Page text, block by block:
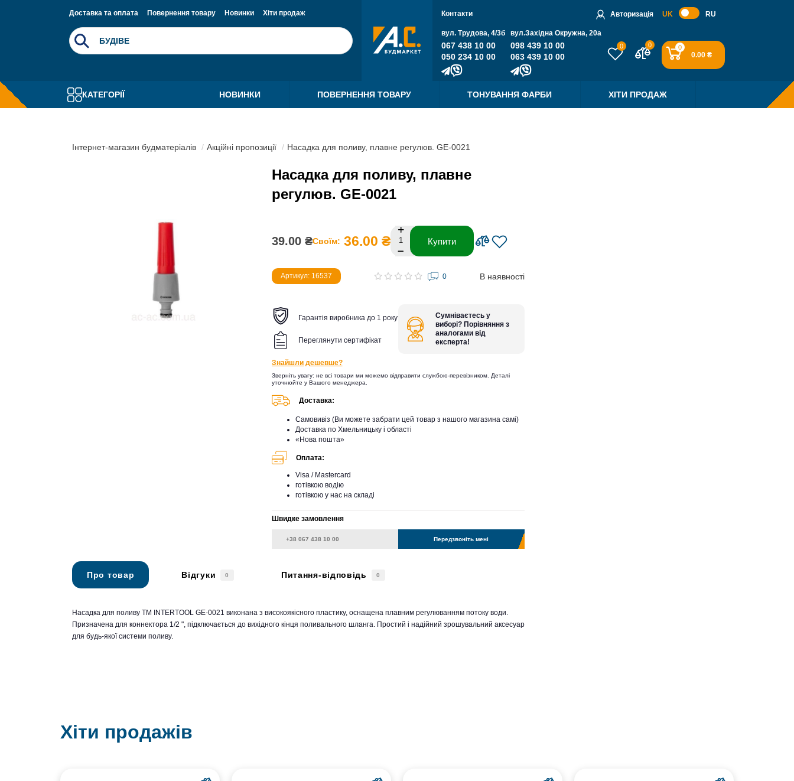
Доставка та оплата Повернення товару Новинки Хіти продаж Контакти Авторизація UK RU
вул. Трудова, 4/3б
067 438 10 00
050 234 10 00
вул.Західна Окружна, 20a
098 439 10 00
063 439 10 00
0 0 0
0.00 ₴
КАТЕГОРІЇ НОВИНКИ ПОВЕРНЕННЯ ТОВАРУ ТОНУВАННЯ ФАРБИ ХІТИ ПРОДАЖ
Інтернет-магазин будматеріалів Акційні пропозиції Насадка для поливу, плавне регулюв. GE-0021
Насадка для поливу, плавне
регулюв. GE-0021
39.00 ₴Своїм: 36.00 ₴ Купити
Артикул: 16537 0 В наявності
Гарантія виробника до 1 року
Переглянути сертифікат
Сумніваєтесь у
виборі? Порівняння з
аналогами від
експерта!
Знайшли дешевше?
Зверніть увагу: не всі товари ми можемо відправити службою-перевізником. Деталі
уточнюйте у Вашого менеджера.
Доставка:
Самовивіз (Ви можете забрати цей товар з нашого магазина самі)
Доставка по Хмельницьку і області
«Нова пошта»
Оплата:
Visa / Mastercard
готівкою водію
готівкою у нас на складі
Швидке замовлення
Передзвоніть мені
Про товар Відгуки 0 Питання-відповідь 0
Насадка для поливу ТМ INTERTOOL GE-0021 виконана з високоякісного пластику, оснащена плавним регулюванням потоку води.
Призначена для коннектора 1/2 ", підключається до вихідного кінця поливального шланга. Простий і надійний зрошувальний аксесуар
для будь-якої системи поливу.
Хіти продажів